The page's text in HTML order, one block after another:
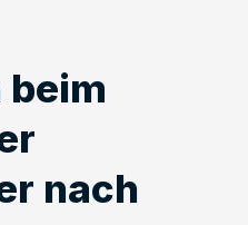
beim
nach